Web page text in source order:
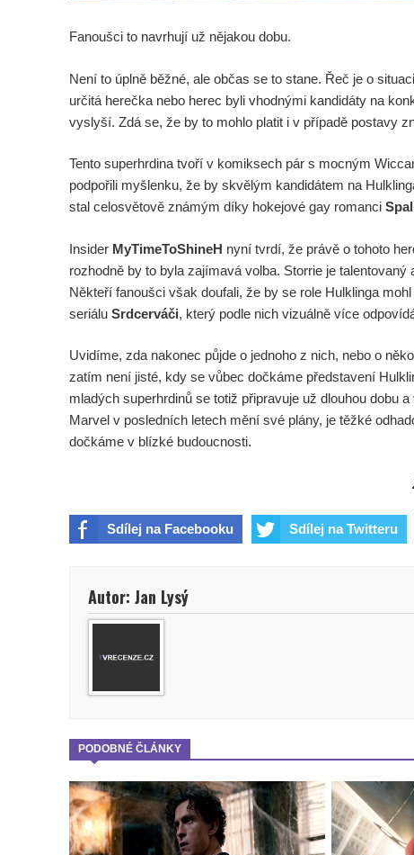
Fanoušci to navrhují už nějakou dobu.
Není to úplně běžné, ale občas se to stane. Řeč je o
určitá herečka nebo herec byli vhodnými kandidáty na
vyslyší. Zdá se, že by to mohlo platit i v případě postavy
Tento superhrdina tvoří v komiksech pár s mocným
podpořili myšlenku, že by skvělým kandidátem na
stal celosvětově známým díky hokejové gay romanci
Insider MyTimeToShineH nyní tvrdí, že právě o tohoto
rozhodně by to byla zajímavá volba. Storrie je
Někteří fanoušci však doufali, že by se role Hulklinga
seriálu Srdcerváči, který podle nich vizuálně více
Uvidíme, zda nakonec půjde o jednoho z nich, nebo o
zatím není jisté, kdy se vůbec dočkáme představení
mladých superhrdinů se totiž připravuje už dlouhou dobu
Marvel v posledních letech mění své plány, je těžké
dočkáme v blízké budoucnosti.
Sdílej na Facebooku Sdílej na Twitteru
Autor: Jan Lysý
PODOBNÉ ČLÁNKY